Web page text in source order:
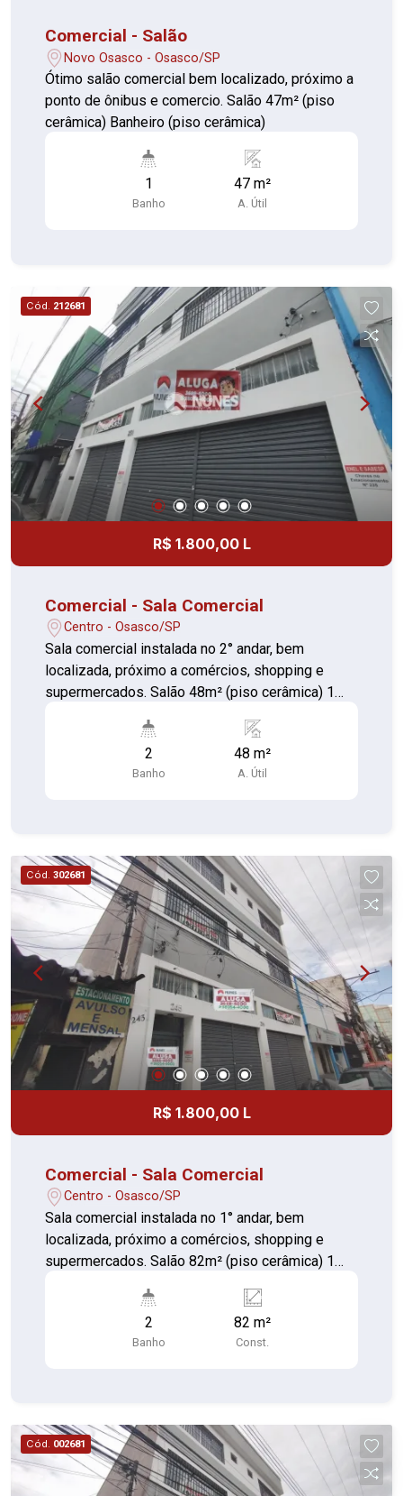
Comercial - Salão
Novo Osasco - Osasco/SP
Ótimo salão comercial bem localizado, próximo a
ponto de ônibus e comercio. Salão 47m² (piso
cerâmica) Banheiro (piso cerâmica)
1
Banho
47 m²
A. Útil
Cód. 212681
R$ 1.800,00 L
Comercial - Sala Comercial
Centro - Osasco/SP
Sala comercial instalada no 2° andar, bem
localizada, próximo a comércios, shopping e
supermercados. Salão 48m² (piso cerâmica) 1
2
Banho
48 m²
A. Útil
Cód. 302681
R$ 1.800,00 L
Comercial - Sala Comercial
Centro - Osasco/SP
Sala comercial instalada no 1° andar, bem
localizada, próximo a comércios, shopping e
supermercados. Salão 82m² (piso cerâmica) 1
coletivo no hall (piso cerâmica) Recepção comum
para mais 4 salas Sala fundos com a rua João
2
Banho
82 m²
Const.
Cód. 002681